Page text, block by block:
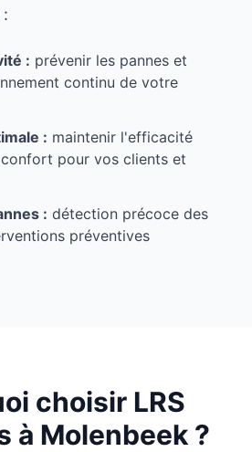
: prévenir les pannes et
continu de votre
: maintenir l'efficacité
pour vos clients et
: détection précoce des
préventives
choisir LRS
à Molenbeek ?